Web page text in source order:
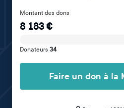
Montant des dons
8 183€
Donateurs 34
Faire un don à la